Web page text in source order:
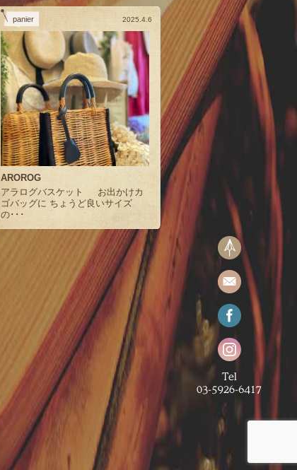
panier 2025.4.6
AROROG
アラログバスケット お出かけカ
ゴバッグに ちょうど良いサイズ
の･･･